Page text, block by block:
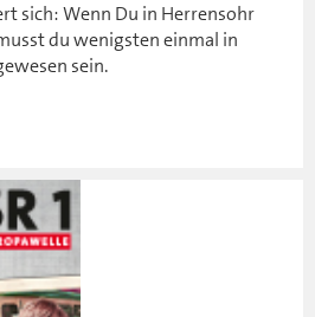
sich: Wenn Du in Herrensohr
du wenigsten einmal in
sein.